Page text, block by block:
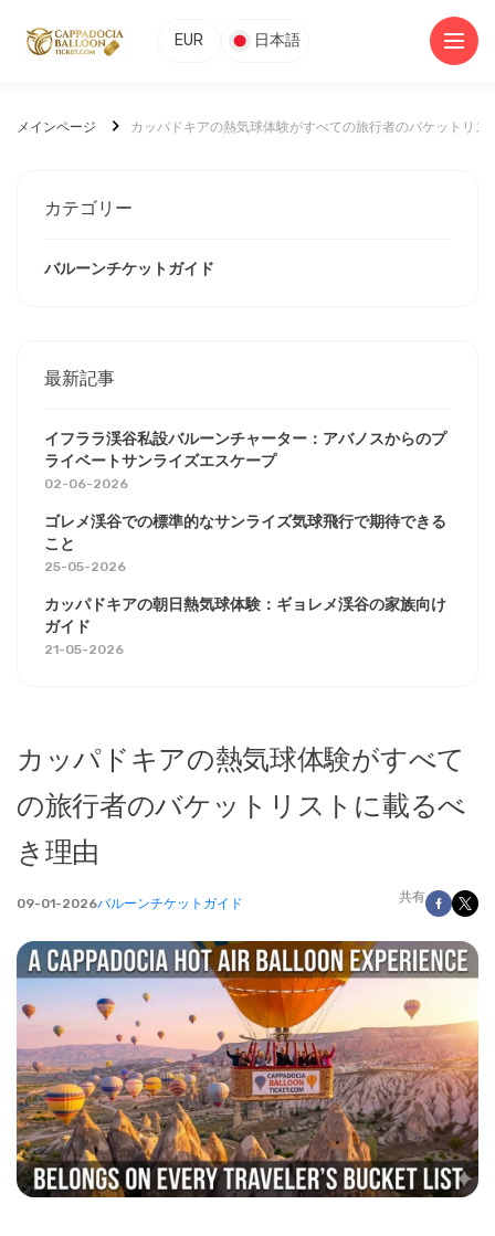
EUR 日本語
メインページ カッパドキアの熱気球体験がすべての旅行者のバケットリス
カッパドキアの熱気球体験がすべて
の旅行者のバケットリストに載るべ
き理由
09-01-2026バルーンチケットガイド 共有
カテゴリー
バルーンチケットガイド
最新記事
イフララ渓谷私設バルーンチャーター：アバノスからのプ
ライベートサンライズエスケープ
02-06-2026
ゴレメ渓谷での標準的なサンライズ気球飛行で期待できる
こと
25-05-2026
カッパドキアの朝日熱気球体験：ギョレメ渓谷の家族向け
ガイド
21-05-2026